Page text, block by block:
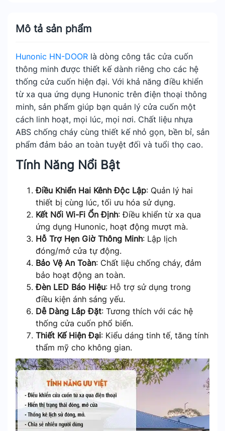
Mô tả sản phẩm
Hunonic HN-DOOR là dòng công tắc cửa cuốn
thông minh được thiết kế dành riêng cho các hệ
thống cửa cuốn hiện đại. Với khả năng điều khiển
từ xa qua ứng dụng Hunonic trên điện thoại thông
minh, sản phẩm giúp bạn quản lý cửa cuốn một
cách linh hoạt, mọi lúc, mọi nơi. Chất liệu nhựa
ABS chống cháy cùng thiết kế nhỏ gọn, bền bỉ, sản
phẩm đảm bảo an toàn tuyệt đối và tuổi thọ cao.
Tính Năng Nổi Bật
Điều Khiển Hai Kênh Độc Lập: Quản lý hai
thiết bị cùng lúc, tối ưu hóa sử dụng.
Kết Nối Wi-Fi Ổn Định: Điều khiển từ xa qua
ứng dụng Hunonic, hoạt động mượt mà.
Hỗ Trợ Hẹn Giờ Thông Minh: Lập lịch
đóng/mở cửa tự động.
Bảo Vệ An Toàn: Chất liệu chống cháy, đảm
bảo hoạt động an toàn.
Đèn LED Báo Hiệu: Hỗ trợ sử dụng trong
điều kiện ánh sáng yếu.
Dễ Dàng Lắp Đặt: Tương thích với các hệ
thống cửa cuốn phổ biến.
Thiết Kế Hiện Đại: Kiểu dáng tinh tế, tăng tính
thẩm mỹ cho không gian.